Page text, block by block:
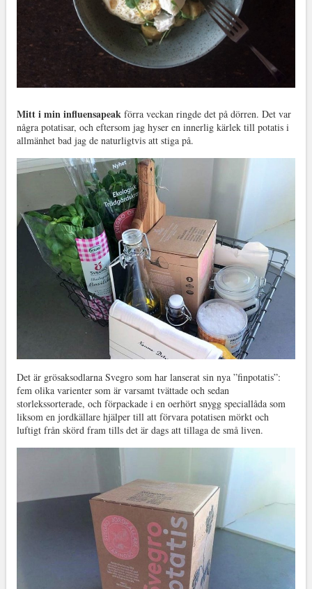
Mitt i min influensapeak förra veckan ringde det på dörren. Det var
några potatisar, och eftersom jag hyser en innerlig kärlek till potatis i
allmänhet bad jag de naturligtvis att stiga på.
Det är grösaksodlarna Svegro som har lanserat sin nya ”finpotatis”:
fem olika varienter som är varsamt tvättade och sedan
storlekssorterade, och förpackade i en oerhört snygg speciallåda som
liksom en jordkällare hjälper till att förvara potatisen mörkt och
luftigt från skörd fram tills det är dags att tillaga de små liven.